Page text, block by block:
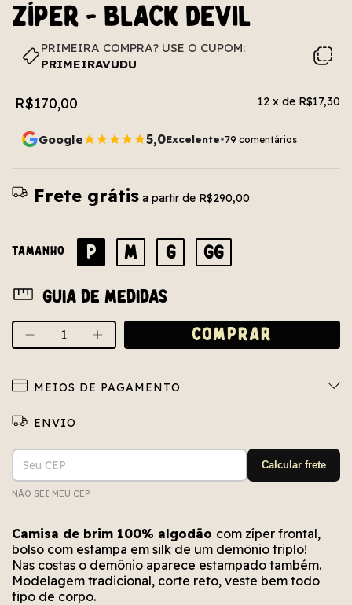
Zíper - Black Devil
PRIMEIRA COMPRA? USE O CUPOM:
PRIMEIRAVUDU
R$170,00 12 x de R$17,30
Google 5,0Excelente•79 comentários
Frete grátis a partir de R$290,00
TAMANHO P M G GG
Guia de medidas
MEIOS DE PAGAMENTO
Entregas para o CEP:
ALTERAR CEP
Calcular frete
NÃO SEI MEU CEP
escrito?
alguns segundos.
novamente em alguns segundos.
Camisa de brim 100% algodão com zíper frontal,
bolso com estampa em silk de um demônio triplo!
Nas costas o demônio aparece estampado também.
Modelagem tradicional, corte reto, veste bem todo
tipo de corpo.